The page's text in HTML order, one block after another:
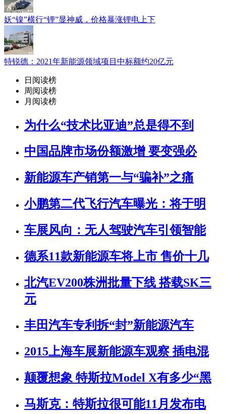
妖“镍”横行“锂”显神威，价格暴涨锂电上下
特锐德：2021年新能源领域项目中标额约20亿元
日阅读榜
周阅读榜
月阅读榜
为什么“技术比亚迪”总是得不到
中国品牌市场份额激增 要变强必
新能源车产销第一与“骗补”之痛
小鹏第二代飞行汽车曝光：将于明
车展风向：无人驾驶汽车引领智能
德系11款新能源车将上市 售价十几
北汽EV200株洲批量下线 搭载SK三
元
丰田汽车专利拆“封”新能源汽车
2015上海车展新能源车观察 插电混
颠覆想象 特斯拉Model X有多少“黑
马斯克：特斯拉很可能11月发布电